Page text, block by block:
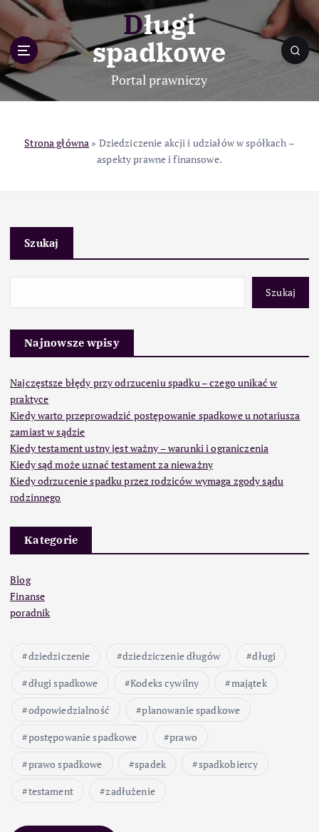
p
o
c
Długi
spadkowe
Portal prawniczy
Strona główna » Dziedziczenie akcji i udziałów w spółkach –
aspekty prawne i finansowe.
Szukaj
Szukaj
Najnowsze wpisy
Najczęstsze błędy przy odrzuceniu spadku – czego unikać w
praktyce
Kiedy warto przeprowadzić postępowanie spadkowe u notariusza
zamiast w sądzie
Kiedy testament ustny jest ważny – warunki i ograniczenia
Kiedy sąd może uznać testament za nieważny
Kiedy odrzucenie spadku przez rodziców wymaga zgody sądu
rodzinnego
Kategorie
Blog
Finanse
poradnik
dziedziczenie dziedziczenie długów
długi
długi spadkowe
Kodeks cywilny
majątek
odpowiedzialność
planowanie spadkowe
postępowanie spadkowe
prawo
prawo spadkowe
spadek
spadkobiercy
testament
zadłużenie